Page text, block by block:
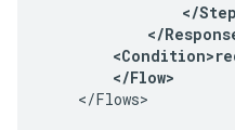
</
</
        </Flow>
    </Flows>